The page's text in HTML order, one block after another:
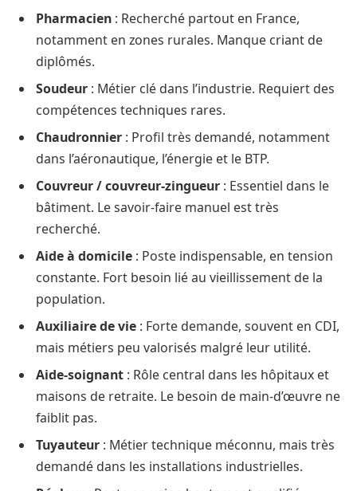
Pharmacien : Recherché partout en France,
notamment en zones rurales. Manque criant de
diplômés.
Soudeur : Métier clé dans l’industrie. Requiert des
compétences techniques rares.
Chaudronnier : Profil très demandé, notamment
dans l’aéronautique, l’énergie et le BTP.
Couvreur / couvreur-zingueur : Essentiel dans le
bâtiment. Le savoir-faire manuel est très
recherché.
Aide à domicile : Poste indispensable, en tension
constante. Fort besoin lié au vieillissement de la
population.
Auxiliaire de vie : Forte demande, souvent en CDI,
mais métiers peu valorisés malgré leur utilité.
Aide-soignant : Rôle central dans les hôpitaux et
maisons de retraite. Le besoin de main-d’œuvre ne
faiblit pas.
Tuyauteur : Métier technique méconnu, mais très
demandé dans les installations industrielles.